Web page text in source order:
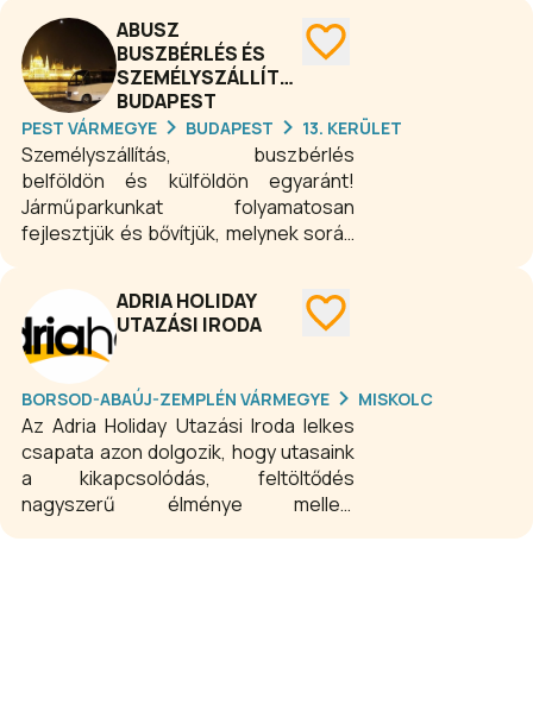
bizalmának megszerzése és
megtartása. Visszatérő Utasaink ezt
bizonyítják!
ABUSZ
BUSZBÉRLÉS ÉS
SZEMÉLYSZÁLLÍTÁS
BUDAPEST
PEST VÁRMEGYE BUDAPEST 13. KERÜLET
Személyszállítás, buszbérlés
belföldön és külföldön egyaránt!
Járműparkunkat folyamatosan
fejlesztjük és bővítjük, melynek során
utazóközönség igényeire, mind a
környezetvédelmi előírásokra.
Járműveink a nemzetközi különjárati
személyszállítás feltételeinek
maximálisan megfelelnek. Újabban
beépített GPS rendszerünk biztosítja,
hogy percről percre figyelemmel
kísérhetjük az autóbuszok napi
mozgását. Sofőrjeink kezdetektől
kísérnek bennünket. Fontos
számunkra tapasztalatuk, nagy
ADRIA HOLIDAY
UTAZÁSI IRODA
BORSOD-ABAÚJ-ZEMPLÉN VÁRMEGYE MISKOLC
Az Adria Holiday Utazási Iroda lelkes
csapata azon dolgozik, hogy utasaink
a kikapcsolódás, feltöltődés
nagyszerű élménye mellett